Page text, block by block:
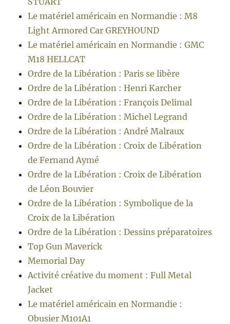
Le matériel américain en Normandie : M8
Light Armored Car GREYHOUND
Le matériel américain en Normandie : GMC
M18 HELLCAT
Ordre de la Libération : Paris se libère
Ordre de la Libération : Henri Karcher
Ordre de la Libération : François Delimal
Ordre de la Libération : Michel Legrand
Ordre de la Libération : André Malraux
Ordre de la Libération : Croix de Libération
de Fernand Aymé
Ordre de la Libération : Croix de Libération
de Léon Bouvier
Ordre de la Libération : Symbolique de la
Croix de la Libération
Ordre de la Libération : Dessins préparatoires
Top Gun Maverick
Memorial Day
Activité créative du moment : Full Metal
Jacket
Le matériel américain en Normandie :
Obusier M101A1